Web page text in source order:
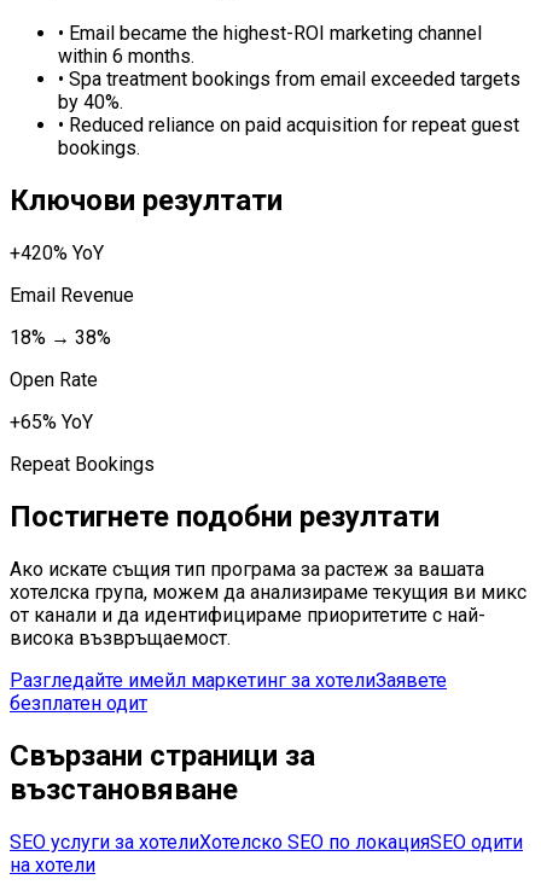
• Email became the highest-ROI marketing channel
within 6 months.
• Spa treatment bookings from email exceeded targets
by 40%.
• Reduced reliance on paid acquisition for repeat guest
bookings.
Ключови резултати
+420% YoY
Email Revenue
18% → 38%
Open Rate
+65% YoY
Repeat Bookings
Постигнете подобни резултати
Ако искате същия тип програма за растеж за вашата
хотелска група, можем да анализираме текущия ви микс
от канали и да идентифицираме приоритетите с най-
висока възвръщаемост.
Разгледайте имейл маркетинг за хотелиЗаявете
безплатен одит
Свързани страници за
възстановяване
SEO услуги за хотелиХотелско SEO по локацияSEO одити
на хотели